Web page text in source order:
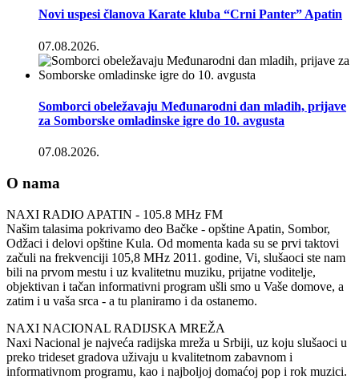
Novi uspesi članova Karate kluba “Crni Panter” Apatin
07.08.2026.
Somborci obeležavaju Međunarodni dan mladih, prijave
za Somborske omladinske igre do 10. avgusta
07.08.2026.
O nama
NAXI RADIO APATIN - 105.8 MHz FM
Našim talasima pokrivamo deo Bačke - opštine Apatin, Sombor,
Odžaci i delovi opštine Kula. Od momenta kada su se prvi taktovi
začuli na frekvenciji 105,8 MHz 2011. godine, Vi, slušaoci ste nam
bili na prvom mestu i uz kvalitetnu muziku, prijatne voditelje,
objektivan i tačan informativni program ušli smo u Vaše domove, a
zatim i u vaša srca - a tu planiramo i da ostanemo.
NAXI NACIONAL RADIJSKA MREŽA
Naxi Nacional je najveća radijska mreža u Srbiji, uz koju slušaoci u
preko trideset gradova uživaju u kvalitetnom zabavnom i
informativnom programu, kao i najboljoj domaćoj pop i rok muzici.